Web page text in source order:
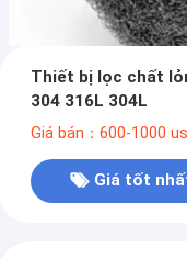
Thiết bị lọc chất
304 316L 304L
Giá bán：600-1000
Giá tốt